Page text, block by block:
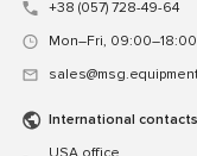
+38 (057) 728-49-64
Mon–Fri, 09:00–18:00
International contacts